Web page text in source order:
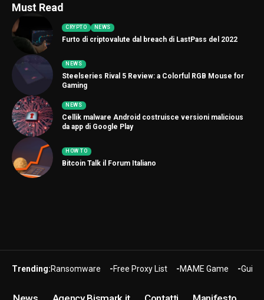
Must Read
CRYPTO NEWS
Furto di criptovalute dal breach di LastPass del 2022
NEWS
Steelseries Rival 5 Review: a Colorful RGB Mouse for
Gaming
NEWS
Cellik malware Android costruisce versioni malicious
da app di Google Play
HOW TO
Bitcoin Talk il Forum Italiano
Trending:Ransomware Free Proxy List MAME Game Guide